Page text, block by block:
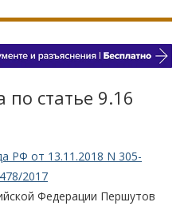
по статье 9.16
РФ от 13.11.2018 N 305-
2017
Федерации Першутов